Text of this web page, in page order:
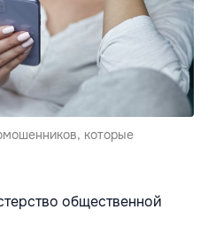
которые
общественной